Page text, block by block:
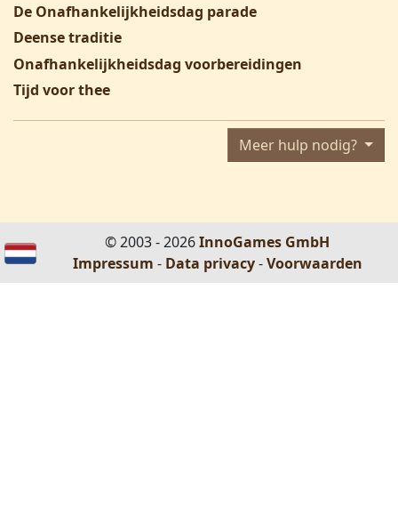
De Onafhankelijkheidsdag parade
Deense traditie
Onafhankelijkheidsdag voorbereidingen
Tijd voor thee
Meer hulp nodig?
© 2003 - 2026InnoGames GmbH
Impressum - Data privacy-Voorwaarden